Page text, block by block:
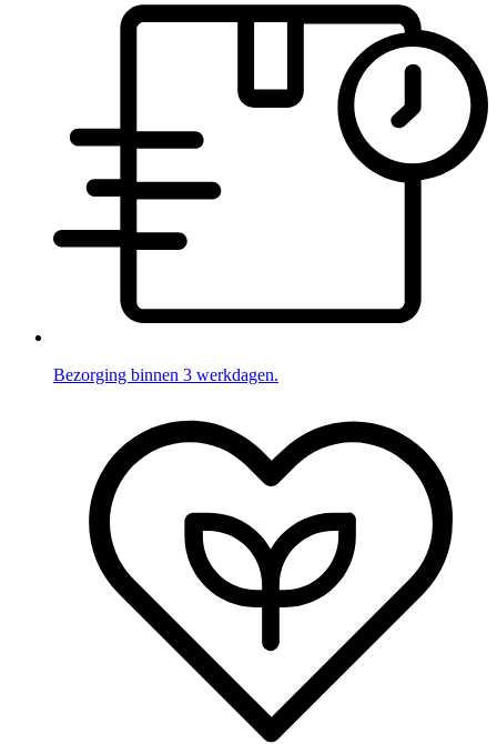
Bezorging binnen 3 werkdagen.